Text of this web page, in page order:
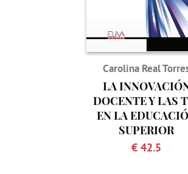
Carolina Real
LA
DOCENTE Y LAS
EN LA
SUPERIOR
€ 42.5